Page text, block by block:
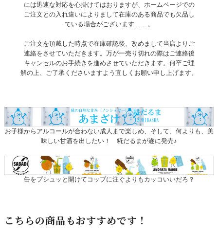
には迅速な対応を心掛けてはおりますが、ホームページでの
ご注文との入れ違いによりまして在庫のある商品でも欠品し
ている場合がございます.........。
ご注文を頂戴した時点で在庫確認後、改めまして当店よりご
連絡をさせていただきます。万が一売り切れの際はご連絡後
キャンセルのお手続きを進めさせていただきます。何卒ご理
解の上、ご了承くださいますよう宜しくお願い申し上げます。
お子様からアルコールが合わない成人まで楽しめ、そして、何よりも、美
味しい甘酒を出したい！ 糀だるまが遂に発売♪
缶をプシュッと開けてコップに注ぐよりもカッコいいだろ？
こちらの商品もおすすめです！